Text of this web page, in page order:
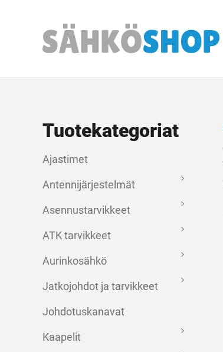
Päävalikko
Tuotekategoriat
Ajastimet
Antennijärjestelmät
Asennustarvikkeet
ATK tarvikkeet
Aurinkosähkö
Jatkojohdot ja tarvikkeet
Johdotuskanavat
Kaapelit